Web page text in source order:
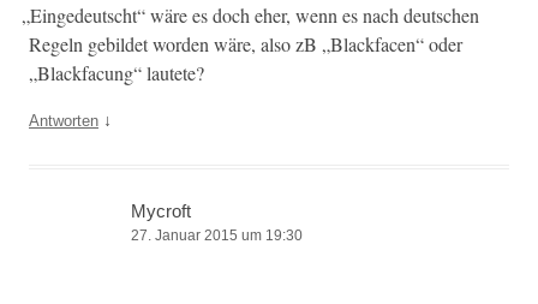
„Eingedeutscht“ wäre es doch eher, wenn es nach deutschen
Regeln gebildet wor­den wäre, also zB „Black­facen“ oder
„Black­fa­cung“ lautete?
Antworten ↓
Mycroft
27. Januar 2015 um 19:30